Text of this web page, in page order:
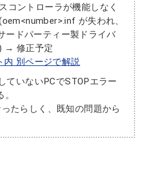
コントローラが機能しなく
が失われ、
ードパーティー製ドライバ
→ 修正予定
内 別ページで解説
ていないPCでSTOPエラー
たらしく、既知の問題から